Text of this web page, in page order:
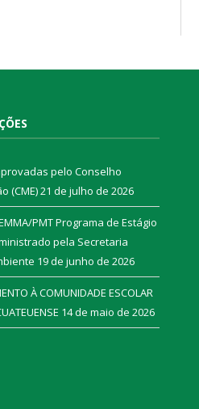
pelo Conselho
(CME)21 de julho de 2026
PMT Programa de Estágio
pela Secretaria
19 de junho de 2026
À COMUNIDADE ESCOLAR
14 de maio de 2026